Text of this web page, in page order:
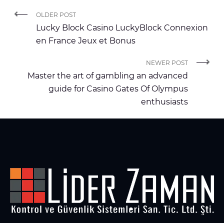
OLDER POST
Lucky Block Casino️ LuckyBlock Connexion
en France Jeux et Bonus
NEWER POST
Master the art of gambling an advanced
guide for Casino Gates Of Olympus
enthusiasts